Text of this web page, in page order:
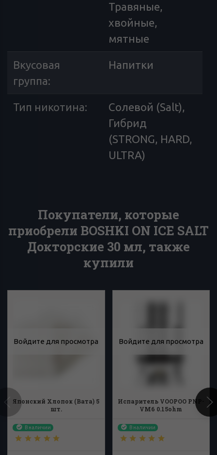
Травяные,
хвойные,
мятные
Вкусовая
группа:
Напитки
Тип никотина:
Солевой (Salt),
Гибрид
(STRONG, HARD,
ULTRA)
Покупатели, которые
приобрели BOSHKI ON ICE SALT
Докторские 30 мл, также
купили
Войдите для просмотра
Японский Хлопок (Вата) 5
шт.
В наличии
Войдите для просмотра
Испаритель VOOPOO PNP-
VM6 0.15ohm
В наличии